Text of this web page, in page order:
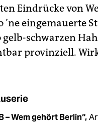
Eindrücke von
’ne eingemauerte
gelb-schwarzen
provinziell.
– Wem gehört Berlin“,